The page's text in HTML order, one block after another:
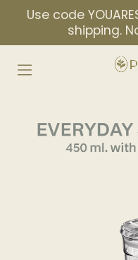
content
Use code
shipping.